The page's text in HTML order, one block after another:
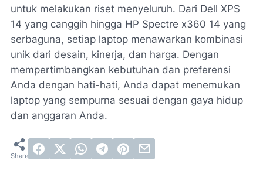
untuk melakukan riset menyeluruh. Dari Dell XPS
14 yang canggih hingga HP Spectre x360 14 yang
serbaguna, setiap laptop menawarkan kombinasi
unik dari desain, kinerja, dan harga. Dengan
mempertimbangkan kebutuhan dan preferensi
Anda dengan hati-hati, Anda dapat menemukan
laptop yang sempurna sesuai dengan gaya hidup
dan anggaran Anda.